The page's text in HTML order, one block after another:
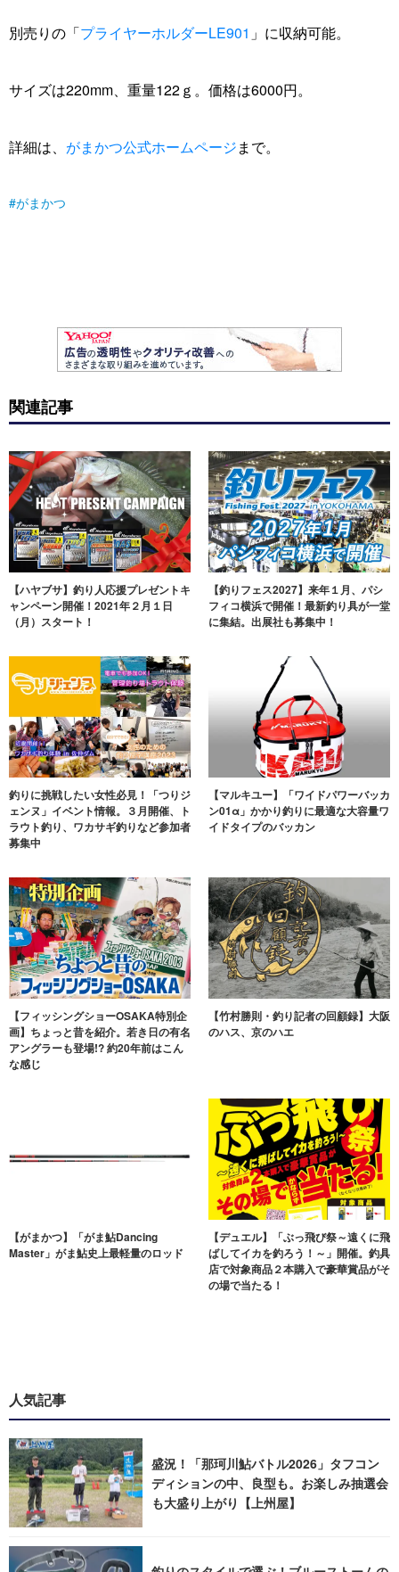
別売りの「プライヤーホルダーLE901 」に収納可能。
サイズは220mm、重量122ｇ。価格は6000円。
詳細は、 がまかつ公式ホームページまで。
がまかつ
関連記事
【ハヤブサ】釣り人応援プレゼントキ
ャンペーン開催！2021年２月１日
（月）スタート！
【釣りフェス2027】来年１月、パシ
フィコ横浜で開催！最新釣り具が一堂
に集結。出展社も募集中！
釣りに挑戦したい女性必見！「つりジ
ェンヌ」イベント情報。３月開催、ト
ラウト釣り、ワカサギ釣りなど参加者
募集中
【マルキユー】「ワイドパワーバッカ
ン01α」かかり釣りに最適な大容量ワ
イドタイプのバッカン
【フィッシングショーOSAKA特別企
画】ちょっと昔を紹介。若き日の有名
アングラーも登場!? 約20年前はこん
な感じ
【竹村勝則・釣り記者の回顧録】大阪
のハス、京のハエ
【がまかつ】「がま鮎Dancing
Master」がま鮎史上最軽量のロッド
【デュエル】「ぶっ飛び祭～遠くに飛
ばしてイカを釣ろう！～」開催。釣具
店で対象商品２本購入で豪華賞品がそ
の場で当たる！
人気記事
盛況！「那珂川鮎バトル2026」タフコン
ディションの中、良型も。お楽しみ抽選会
も大盛り上がり【上州屋】